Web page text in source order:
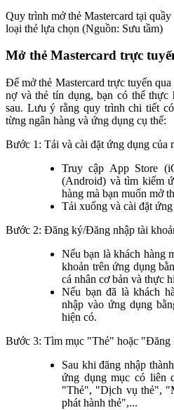
Quy trình mở thẻ Mastercard tại
loại thẻ lựa chọn (Nguồn: Sưu tầm)
Mở thẻ Mastercard trực
Để mở thẻ Mastercard trực tuyến
nợ và thẻ tín dụng, bạn có thể thực
sau. Lưu ý rằng quy trình chi tiết
từng ngân hàng và ứng dụng cụ thể:
Bước 1: Tải và cài đặt ứng dụng của
Truy cập App Store
(Android) và tìm kiếm
hàng mà bạn muốn mở
Tải xuống và cài đặt
Bước 2: Đăng ký/Đăng nhập tài
Nếu bạn là khách hàng
khoản trên ứng dụng
cá nhân cơ bản và thực
Nếu bạn đã là khách
nhập vào ứng dụng
hiện có.
Bước 3: Tìm mục "Thẻ" hoặc "Đăng
Sau khi đăng nhập
ứng dụng mục có liên
"Thẻ", "Dịch vụ thẻ",
phát hành thẻ",...